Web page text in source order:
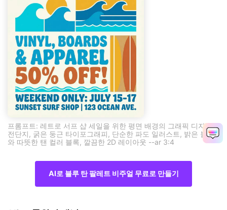
프롬프트: 레트로 서프 샵 세일을 위한 평면 배경의 그래픽 디자인
전단지, 굵은 둥근 타이포그래피, 단순한 파도 일러스트, 밝은 블루
와 따뜻한 탠 컬러 블록, 깔끔한 2D 레이아웃 --ar 3:4
AI로 블루 탄 팔레트 비주얼 무료로 만들기